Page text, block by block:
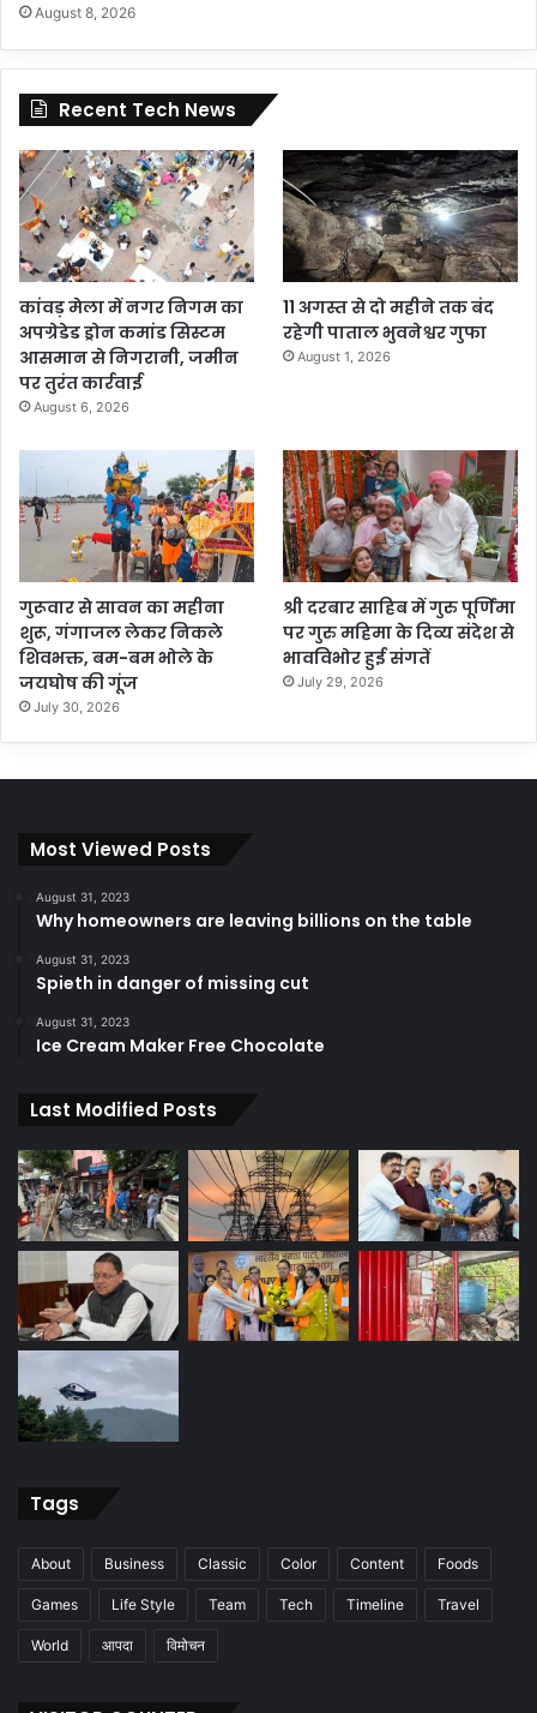
August 8, 2026
Recent Tech News
कांवड़ मेला में नगर निगम का
अपग्रेडेड ड्रोन कमांड सिस्टम
आसमान से निगरानी, जमीन
पर तुरंत कार्रवाई
August 6, 2026
11 अगस्त से दो महीने तक बंद
रहेगी पाताल भुवनेश्वर गुफा
August 1, 2026
गुरूवार से सावन का महीना
शुरू, गंगाजल लेकर निकले
शिवभक्त, बम-बम भोले के
जयघोष की गूंज
July 30, 2026
श्री दरबार साहिब में गुरु पूर्णिमा
पर गुरु महिमा के दिव्य संदेश से
भावविभोर हुई संगतें
July 29, 2026
Most Viewed Posts
August 31, 2023
Why homeowners are leaving billions on the table
August 31, 2023
Spieth in danger of missing cut
August 31, 2023
Ice Cream Maker Free Chocolate
Last Modified Posts
Tags
About Business Classic Color Content Foods
Games Life Style Team Tech Timeline Travel
World आपदा विमोचन